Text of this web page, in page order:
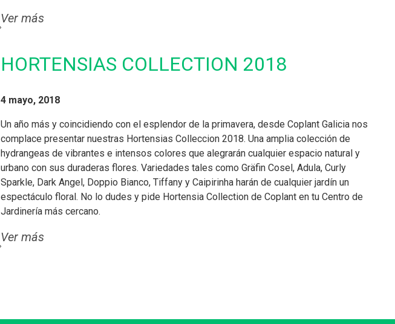
Ver más
HORTENSIAS COLLECTION 2018
4 mayo, 2018
Un año más y coincidiendo con el esplendor de la primavera, desde Coplant Galicia nos
complace presentar nuestras Hortensias Colleccion 2018. Una amplia colección de
hydrangeas de vibrantes e intensos colores que alegrarán cualquier espacio natural y
urbano con sus duraderas flores. Variedades tales como Gräfin Cosel, Adula, Curly
Sparkle, Dark Angel, Doppio Bianco, Tiffany y Caipirinha harán de cualquier jardín un
espectáculo floral. No lo dudes y pide Hortensia Collection de Coplant en tu Centro de
Jardinería más cercano.
Ver más